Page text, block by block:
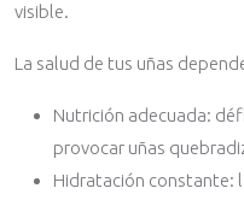
visible.
La salud de tus uñas
Nutrición adecuada:
provocar uñas
Hidratación constante: